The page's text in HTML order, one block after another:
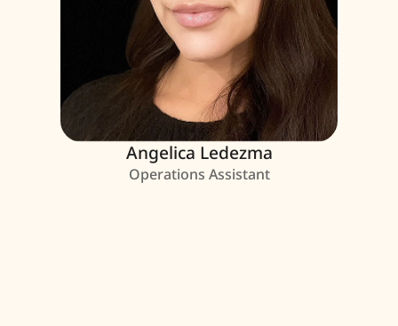
Angelica Ledezma
Operations Assistant